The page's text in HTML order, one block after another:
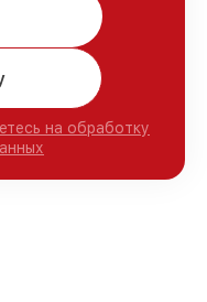
на обработку